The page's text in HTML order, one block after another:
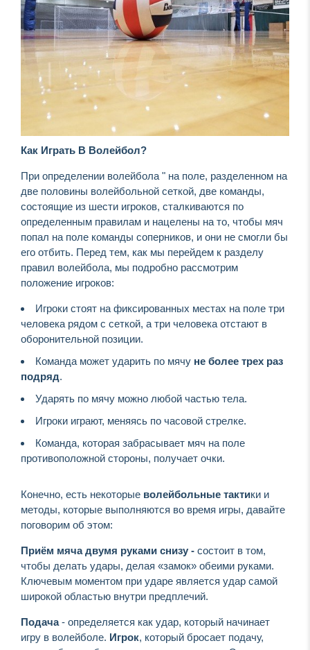
Как Играть В Волейбол?
При определении волейбола " на поле, разделенном на
две половины волейбольной сеткой, две команды,
состоящие из шести игроков, сталкиваются по
определенным правилам и нацелены на то, чтобы мяч
попал на поле команды соперников, и они не смогли бы
его отбить. Перед тем, как мы перейдем к разделу
правил волейбола, мы подробно рассмотрим
положение игроков:
Игроки стоят на фиксированных местах на поле три
человека рядом с сеткой, а три человека отстают в
оборонительной позиции.
Команда может ударить по мячу не более трех раз
подряд.
Ударять по мячу можно любой частью тела.
Игроки играют, меняясь по часовой стрелке.
Команда, которая забрасывает мяч на поле
противоположной стороны, получает очки.
Конечно, есть некоторые волейбольные тактики и
методы, которые выполняются во время игры, давайте
поговорим об этом:
Приём мяча двумя руками снизу - состоит в том,
чтобы делать удары, делая «замок» обеими руками.
Ключевым моментом при ударе является удар самой
широкой областью внутри предплечий.
Подача- определяется как удар, который начинает
игру в волейболе. Игрок, который бросает подачу,